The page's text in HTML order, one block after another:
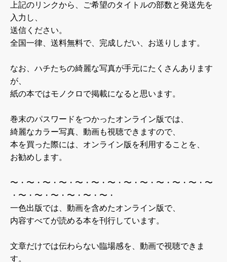
上記のリンクから、ご希望のタイトルの部数と発送先を
入力し、
送信ください。
全国一律、送料無料で、完成しだい、お送りします。
なお、ハチたちの綺麗な写真が手元にたくさんあります
が、
紙の本ではモノクロで掲載になると思います。
巻末のパスワードをつかったオンライン版では、
綺麗なカラー写真、動画も視聴できますので、
本を買った際には、オンライン版を利用することを、
お勧めします。
〜・〜・〜・〜・〜・〜・〜・〜・〜・〜・〜・〜・〜
・〜・〜・〜・〜・〜・〜・
一色出版では、動画を含めたオンライン版で、
内容すべてが読める本を刊行しています。
文章だけでは伝わらない臨場感を、動画で視聴できま
す。